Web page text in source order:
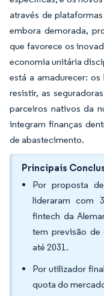
através de
embora demorada,
que favorece os
economia unitária
está a amadurecer:
resistir, as
parceiros nativos da
integram finanças
de abastecimento.
Principais
Por proposta
lideraram com
fintech da
tem previsão de
até 2031.
Por utilizador
quota do